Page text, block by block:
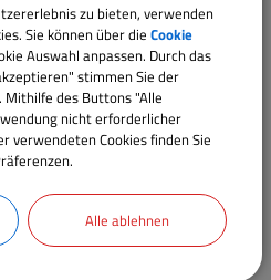
dem
können Sie dies nun
einfach online beantragen:
zu bieten, verwenden
Sie können über die Cookie
Auswahl anpassen. Durch das
stimmen Sie der
Mithilfe des Buttons "Alle
nicht erforderlicher
verwendeten Cookies finden Sie
Alle ablehnen